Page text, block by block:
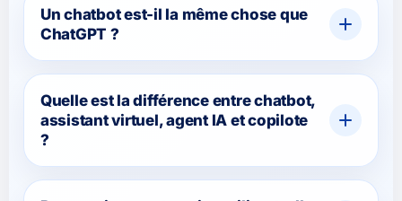
Un chatbot est-il la même chose que
ChatGPT ?
Quelle est la différence entre chatbot,
assistant virtuel, agent IA et copilote
?